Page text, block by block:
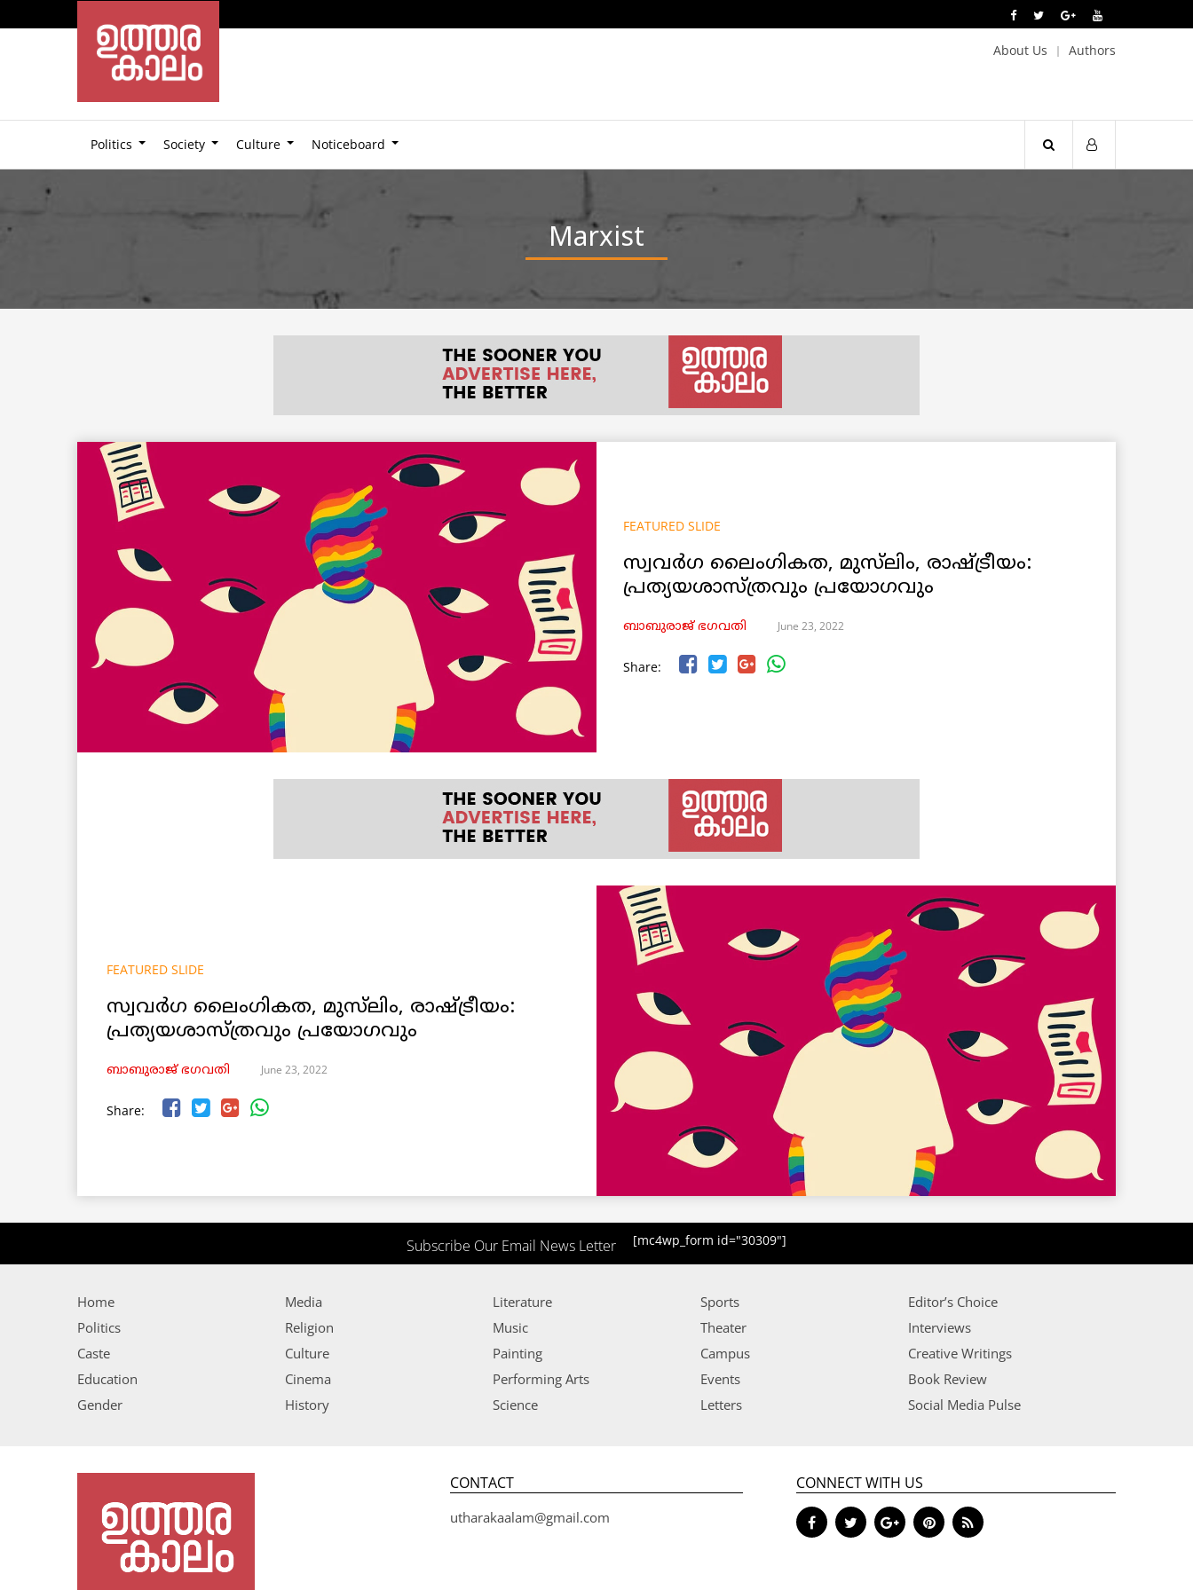
About Us Authors
Politics Society Culture Noticeboard
Marxist
FEATURED SLIDE
സ്വവർഗ ലൈംഗികത, മുസ്‌ലിം, രാഷ്ട്രീയം:
പ്രത്യയശാസ്ത്രവും പ്രയോഗവും
ബാബുരാജ് ഭഗവതി June 23, 2022
Share:
FEATURED SLIDE
സ്വവർഗ ലൈംഗികത, മുസ്‌ലിം, രാഷ്ട്രീയം:
പ്രത്യയശാസ്ത്രവും പ്രയോഗവും
ബാബുരാജ് ഭഗവതി June 23, 2022
Share:
Subscribe Our Email News Letter [mc4wp_form id="30309"]
Home
Politics
Caste
Education
Gender
Media
Religion
Culture
Cinema
History
Literature
Music
Painting
Performing Arts
Science
Sports
Theater
Campus
Events
Letters
Editor’s Choice
Interviews
Creative Writings
Book Review
Social Media Pulse
CONTACT
utharakaalam@gmail.com
CONNECT WITH US